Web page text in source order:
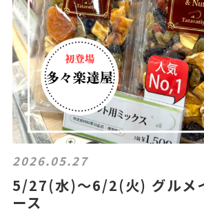
2026.05.27
5/27(水)～6/2(火) グルメ
ース